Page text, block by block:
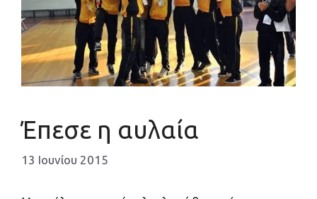
Έπεσε η αυλαία
13 Ιουνίου 2015